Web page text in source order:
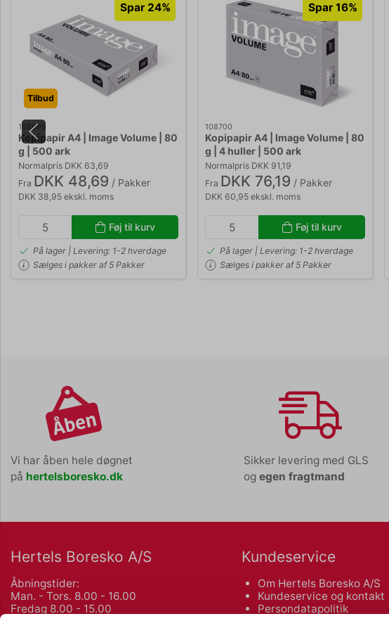
Tilbud
Spar 24%
108699
Kopipapir A4 | Image Volume | 80
g | 500 ark
Normalpris DKK 63,69
Fra DKK 48,69 / Pakker
DKK 38,95 ekskl. moms
Føj til kurv
På lager | Levering: 1-2 hverdage
Sælges i pakker af 5 Pakker
Spar 16%
108700
Kopipapir A4 | Image Volume | 80
g | 4 huller | 500 ark
Normalpris DKK 91,19
Fra DKK 76,19 / Pakker
DKK 60,95 ekskl. moms
Føj til kurv
På lager | Levering: 1-2 hverdage
Sælges i pakker af 5 Pakker
Vi har åben hele døgnet
på hertelsboresko.dk
Sikker levering med GLS
ogegen fragtmand
Hertels Boresko A/S
Åbningstider:
Man. - Tors. 8.00 - 16.00
Fredag 8.00 - 15.00
Kundeservice
Om Hertels Boresko A/S
Kundeservice og kontakt
Persondatapolitik